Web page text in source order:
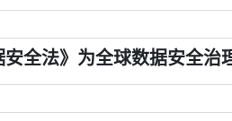
安全法》为全球数据安全